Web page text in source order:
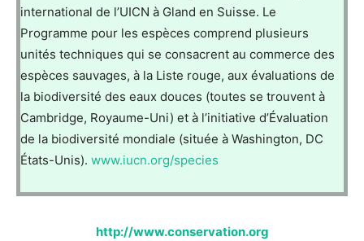
international de l’UICN à Gland en Suisse. Le
Programme pour les espèces comprend plusieurs
unités techniques qui se consacrent au commerce des
espèces sauvages, à la Liste rouge, aux évaluations de
la biodiversité des eaux douces (toutes se trouvent à
Cambridge, Royaume-Uni) et à l’initiative d’Évaluation
de la biodiversité mondiale (située à Washington, DC
États-Unis). www.iucn.org/species
http://www.conservation.org